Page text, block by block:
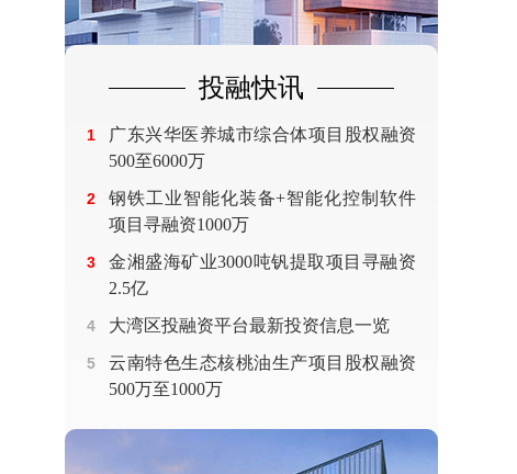
投融快讯
1
广东兴华医养城市综合体项目股权融资
500至6000万
2
钢铁工业智能化装备+智能化控制软件
项目寻融资1000万
3
金湘盛海矿业3000吨钒提取项目寻融资
2.5亿
4 大湾区投融资平台最新投资信息一览
5
云南特色生态核桃油生产项目股权融资
500万至1000万